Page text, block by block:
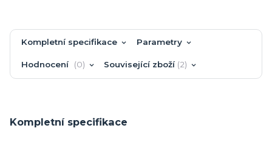
Kompletní specifikace Parametry
Hodnocení 0 Související zboží 2
Kompletní specifikace